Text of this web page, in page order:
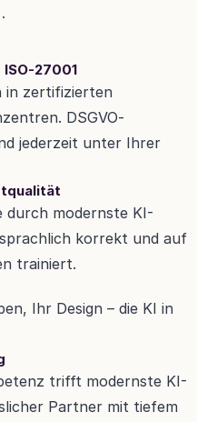
27001
in zertifizierten
DSGVO-
jederzeit unter Ihrer
durch modernste KI-
korrekt und auf
trainiert.
Ihr Design – die KI in
trifft modernste KI-
Partner mit tiefem